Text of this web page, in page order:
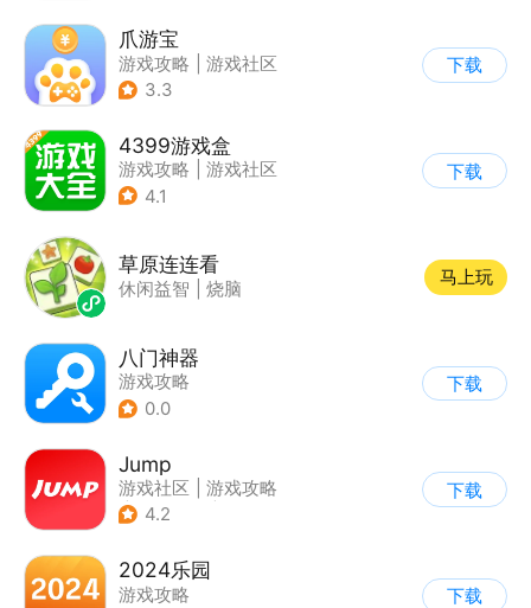
爪游宝
游戏攻略
游戏社区
3.3
下载
4399游戏盒
游戏攻略
游戏社区
4.1
下载
草原连连看
休闲益智 烧脑
马上玩
八门神器
游戏攻略
0.0
下载
Jump
游戏社区
游戏攻略
| 游戏交易
4.2
下载
2024乐园
游戏攻略
下载